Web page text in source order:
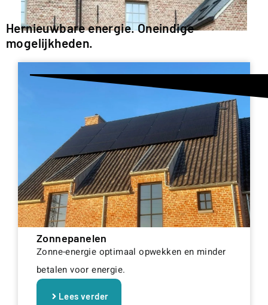
Hernieuwbare energie. Oneindige
mogelijkheden.
Zonnepanelen
Zonne-energie optimaal opwekken en minder
betalen voor energie.
Lees verder